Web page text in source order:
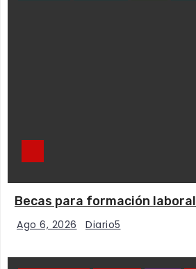
Becas para formación laboral
Ago 6, 2026 Diario5